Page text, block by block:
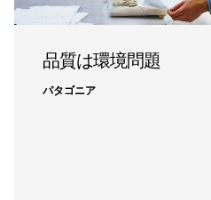
品質は環境問題
パタゴニア